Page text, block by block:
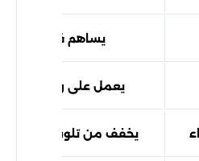
يساهم في تبريد
يعمل على رفع مستوى
يخفف من تلوث الهواء